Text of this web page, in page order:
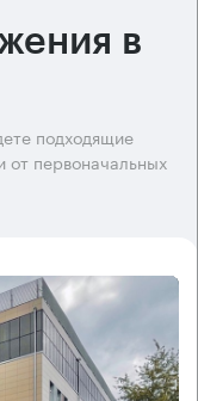
в
подходящие
первоначальных